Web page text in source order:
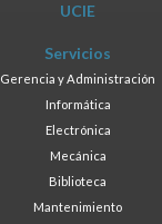
UCIE
Servicios
Gerencia y Administración
Informática
Electrónica
Mecánica
Biblioteca
Mantenimiento